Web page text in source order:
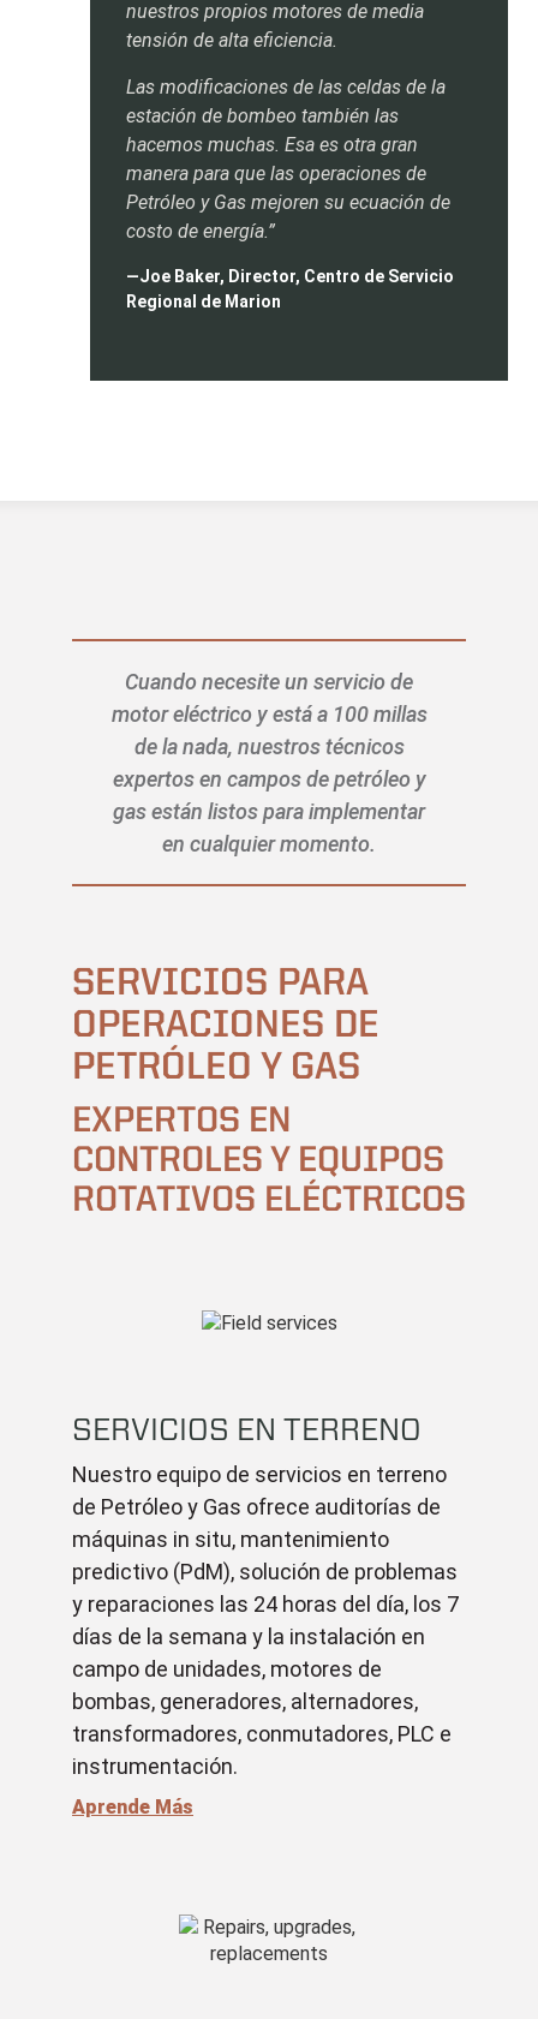
nuestros propios motores de media
tensión de alta eficiencia.
Las modificaciones de las celdas de la
estación de bombeo también las
hacemos muchas. Esa es otra gran
manera para que las operaciones de
Petróleo y Gas mejoren su ecuación de
costo de energía.”
—Joe Baker, Director, Centro de Servicio
Regional de Marion
Cuando necesite un servicio de
motor eléctrico y está a 100 millas
de la nada, nuestros técnicos
expertos en campos de petróleo y
gas están listos para implementar
en cualquier momento.
SERVICIOS PARA
OPERACIONES DE
PETRÓLEO Y GAS
EXPERTOS EN
CONTROLES Y EQUIPOS
ROTATIVOS ELÉCTRICOS
SERVICIOS EN TERRENO
Nuestro equipo de servicios en terreno
de Petróleo y Gas ofrece auditorías de
máquinas in situ, mantenimiento
predictivo (PdM), solución de problemas
y reparaciones las 24 horas del día, los 7
días de la semana y la instalación en
campo de unidades, motores de
bombas, generadores, alternadores,
transformadores, conmutadores, PLC e
instrumentación.
Aprende Más